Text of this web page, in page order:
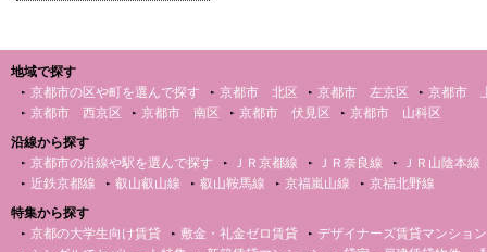
地域で探す
京都市の区や町を選んで探す
京都市 北区 京都市 左京区
京都市
京都市 西京区
京都市 南区 京都市 伏見区
京都市 山科区
沿線から探す
京都市の沿線や駅を選んで探す
ＪＲ京都線 ＪＲ奈良線
ＪＲ山陰本線
近鉄京都線
叡山叡山線 叡山鞍馬線 京福嵐山線
京福北野線
特集から探す
京都の大学生向け賃貸
敷金・礼金ゼロ賃貸
デザイナーズ賃貸マンション